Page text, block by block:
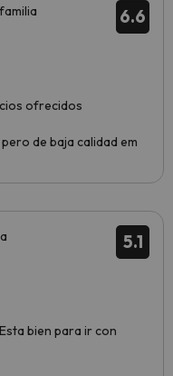
6.6
ofrecidos
de baja calidad em
5.1
bien para ir con